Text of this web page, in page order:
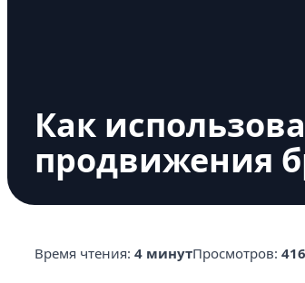
Как
продвижения
Время чтения: 4 минутПросмотров: